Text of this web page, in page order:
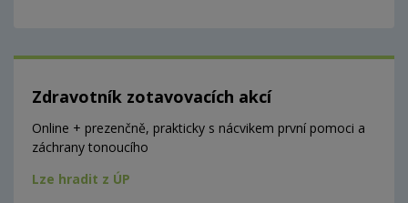
Zdravotník zotavovacích akcí
Online + prezenčně, prakticky s nácvikem první pomoci a
záchrany tonoucího
Lze hradit z ÚP